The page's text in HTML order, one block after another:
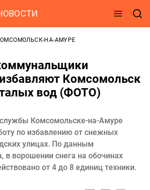
НА-АМУРЕ
Комсомольск
талых вод (ФОТО)
Комсомольске-на-Амуре
по избавлению от снежных
улицах. По данным
в ворошении снега на обочинах
от 4 до 8 единиц техники.